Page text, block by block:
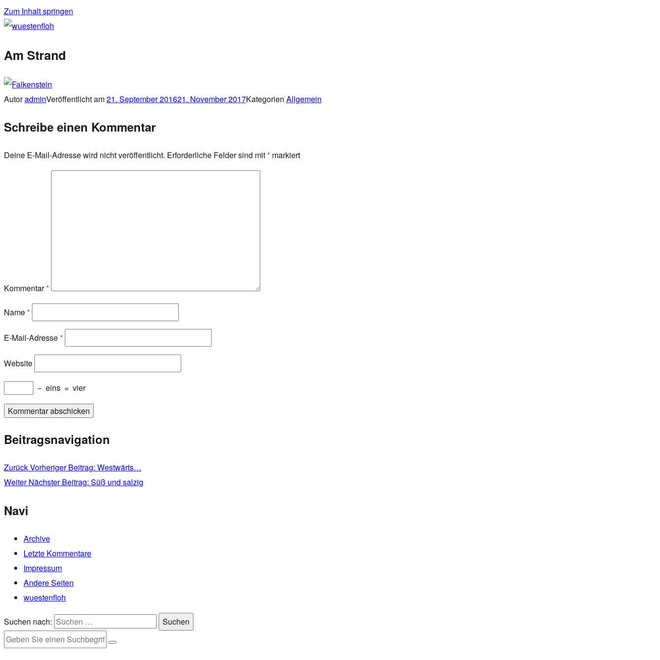
Zum Inhalt springen
wuestenfloh
Am Strand
AutoradminVeröffentlicht am21. September 201621. November 2017Kategorien Allgemein
Schreibe einen Kommentar
Deine E-Mail-Adresse wird nicht veröffentlicht. Erforderliche Felder sind mit* markiert
Kommentar*
Name*
E-Mail-Adresse*
Website
− eins = vier
Beitragsnavigation
ZurückVorheriger Beitrag: Westwärts…
Weiter Nächster Beitrag: Süß und salzig
Navi
Archive
Letzte Kommentare
Impressum
Andere Seiten
wuestenfloh
Suchen nach: Suchen